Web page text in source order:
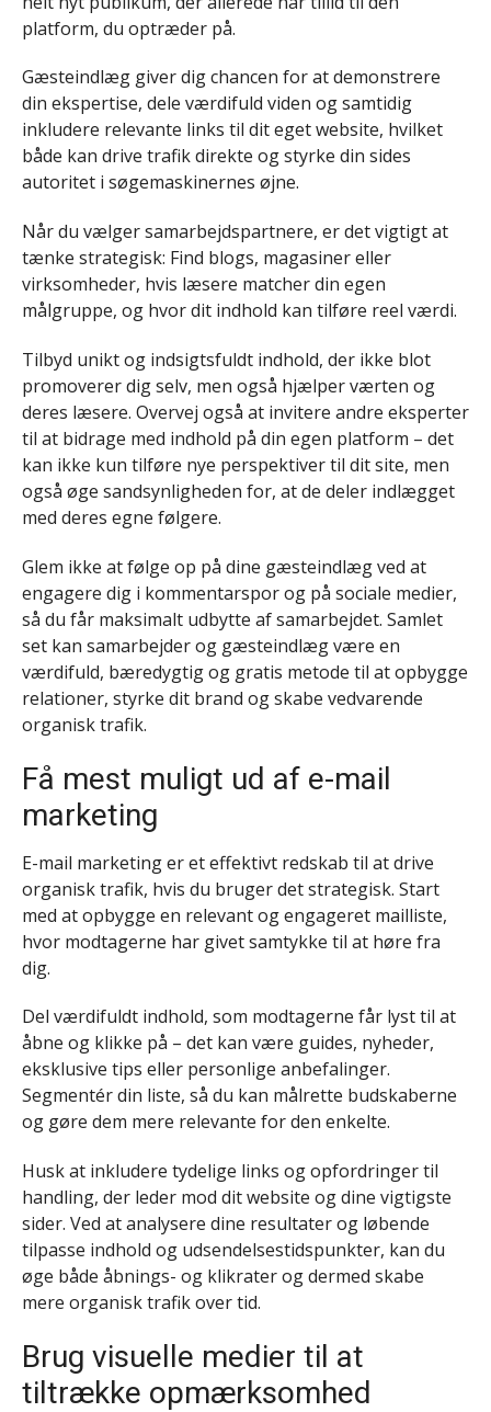
platform, du optræder på.
Gæsteindlæg giver dig chancen for at demonstrere
din ekspertise, dele værdifuld viden og samtidig
inkludere relevante links til dit eget website, hvilket
både kan drive trafik direkte og styrke din sides
autoritet i søgemaskinernes øjne.
Når du vælger samarbejdspartnere, er det vigtigt at
tænke strategisk: Find blogs, magasiner eller
virksomheder, hvis læsere matcher din egen
målgruppe, og hvor dit indhold kan tilføre reel værdi.
Tilbyd unikt og indsigtsfuldt indhold, der ikke blot
promoverer dig selv, men også hjælper værten og
deres læsere. Overvej også at invitere andre eksperter
til at bidrage med indhold på din egen platform – det
kan ikke kun tilføre nye perspektiver til dit site, men
også øge sandsynligheden for, at de deler indlægget
med deres egne følgere.
Glem ikke at følge op på dine gæsteindlæg ved at
engagere dig i kommentarspor og på sociale medier,
så du får maksimalt udbytte af samarbejdet. Samlet
set kan samarbejder og gæsteindlæg være en
værdifuld, bæredygtig og gratis metode til at opbygge
relationer, styrke dit brand og skabe vedvarende
organisk trafik.
Få mest muligt ud af e-mail
marketing
E-mail marketing er et effektivt redskab til at drive
organisk trafik, hvis du bruger det strategisk. Start
med at opbygge en relevant og engageret mailliste,
hvor modtagerne har givet samtykke til at høre fra
dig.
Del værdifuldt indhold, som modtagerne får lyst til at
åbne og klikke på – det kan være guides, nyheder,
eksklusive tips eller personlige anbefalinger.
Segmentér din liste, så du kan målrette budskaberne
og gøre dem mere relevante for den enkelte.
Husk at inkludere tydelige links og opfordringer til
handling, der leder mod dit website og dine vigtigste
sider. Ved at analysere dine resultater og løbende
tilpasse indhold og udsendelsestidspunkter, kan du
øge både åbnings- og klikrater og dermed skabe
mere organisk trafik over tid.
Brug visuelle medier til at
tiltrække opmærksomhed